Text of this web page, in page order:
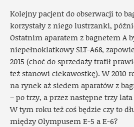
Kolejny pacjent do obserwacji to
korzystały z niego lustrzanki,
Ostatnim aparatem z bagnetem A
niepełnoklatkowy SLT-A68,
2015 (choć do sprzedaży trafił
też stanowi ciekawostkę). W 2010
na rynek aż siedem aparatów z
– po trzy, a przez następne trzy
W tym roku też coś będzie czy to
między Olympusem E-5 a E-6?